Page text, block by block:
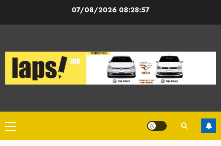
07/08/2026 08:28:57
Primary
Menu